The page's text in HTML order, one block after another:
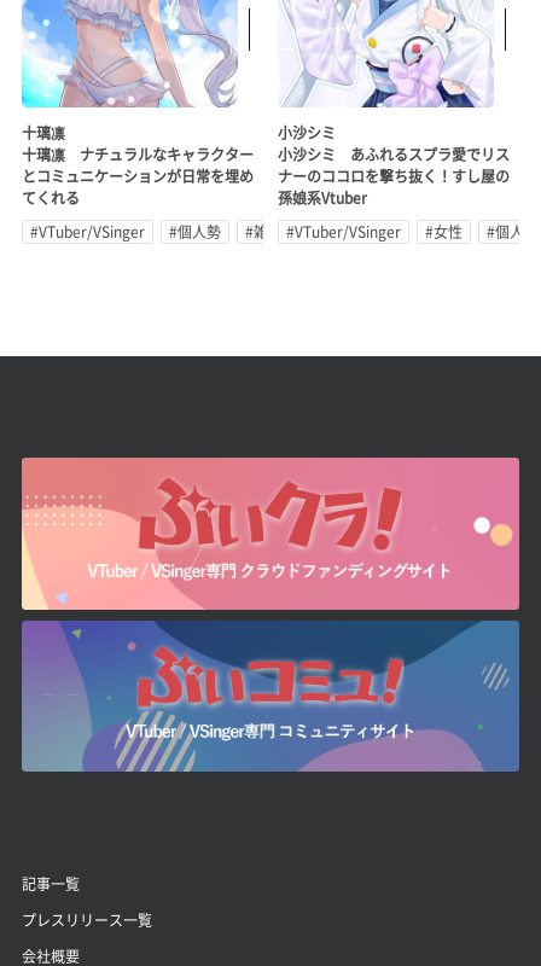
十璃凛
十璃凛 ナチュラルなキャラクター
とコミュニケーションが日常を埋め
てくれる
#VTuber/VSinger
#個人勢 #雑談
小沙シミ
小沙シミ あふれるスプラ愛でリス
ナーのココロを撃ち抜く！すし屋の
孫娘系Vtuber
#VTuber/VSinger
#女性 #個人勢
記事一覧
プレスリリース一覧
会社概要